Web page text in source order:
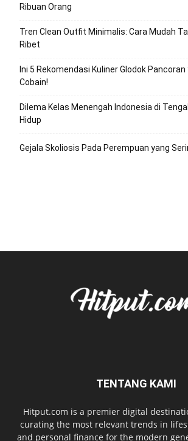
Ribuan Orang
Tren Clean Outfit Minimalis: Cara Mudah
Ribet
Ini 5 Rekomendasi Kuliner Glodok
Cobain!
Dilema Kelas Menengah Indonesia di
Hidup
Gejala Skoliosis Pada Perempuan yang
TENTANG KAMI
Hitput.com is a premier digital
curating the most relevant trends in
and personal finance for the modern